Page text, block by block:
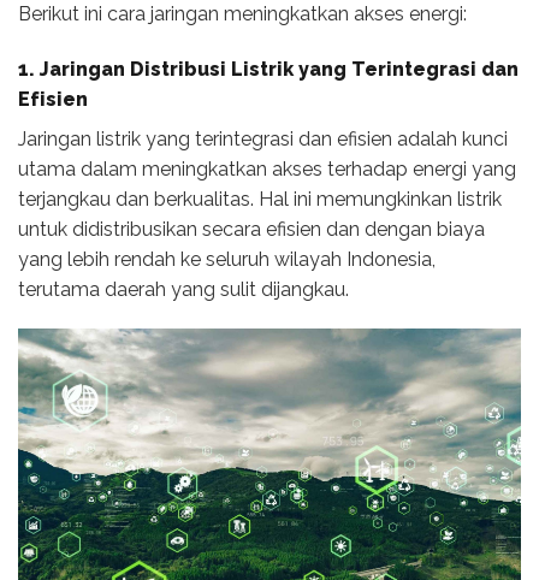
Berikut ini cara jaringan meningkatkan akses energi:
1. Jaringan Distribusi Listrik yang Terintegrasi dan
Efisien
Jaringan listrik yang terintegrasi dan efisien adalah kunci
utama dalam meningkatkan akses terhadap energi yang
terjangkau dan berkualitas. Hal ini memungkinkan listrik
untuk didistribusikan secara efisien dan dengan biaya
yang lebih rendah ke seluruh wilayah Indonesia,
terutama daerah yang sulit dijangkau.